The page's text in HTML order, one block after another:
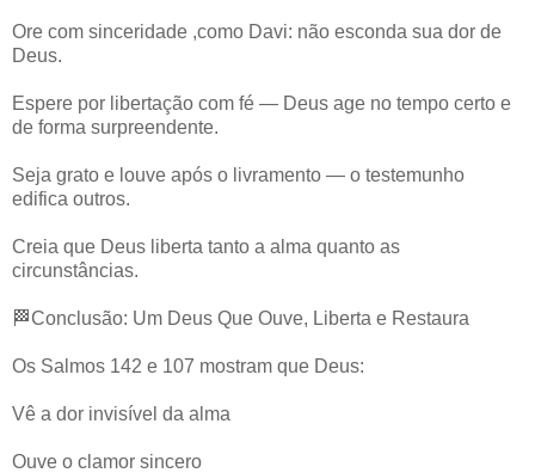
Ore com sinceridade ,como Davi: não esconda sua dor de
Deus.
Espere por libertação com fé — Deus age no tempo certo e
de forma surpreendente.
Seja grato e louve após o livramento — o testemunho
edifica outros.
Creia que Deus liberta tanto a alma quanto as
circunstâncias.
🏁Conclusão: Um Deus Que Ouve, Liberta e Restaura
Os Salmos 142 e 107 mostram que Deus:
Vê a dor invisível da alma
Ouve o clamor sincero